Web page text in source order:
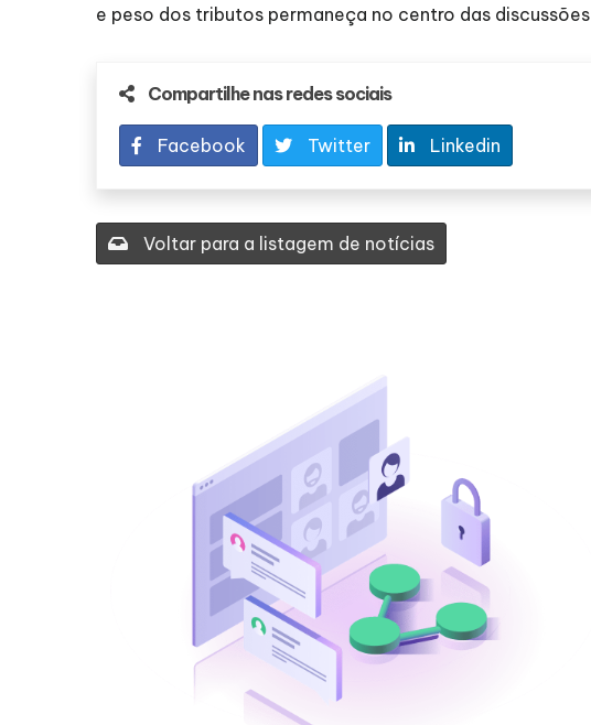
e peso dos tributos permaneça no centro das
Compartilhe nas redes sociais
Facebook Twitter Linkedin
Voltar para a listagem de notícias